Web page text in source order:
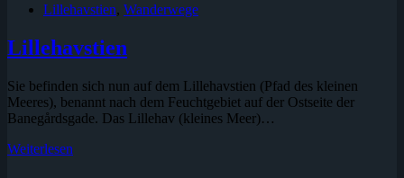
Lillehavstien, Wanderwege
Lillehavstien
Sie befinden sich nun auf dem Lillehavstien (Pfad des kleinen
Meeres), benannt nach dem Feuchtgebiet auf der Ostseite der
Banegårdsgade. Das Lillehav (kleines Meer)…
Weiterlesen